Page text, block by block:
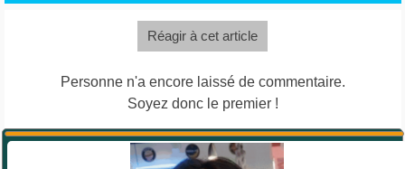
Réagir à cet article
Personne n'a encore laissé de commentaire.
Soyez donc le premier !